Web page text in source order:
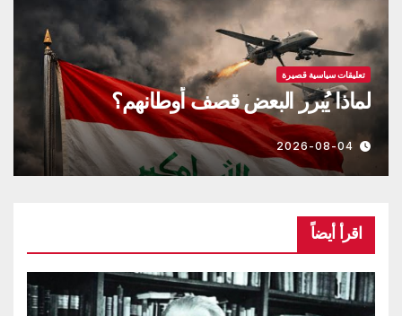
تعليقات سياسية قصيرة
لن نخرج، أنت ستخرج يا نتنياهو، نحن
أصحاب الأرض(فيديو)
2026-08-04
اقرأ أيضاً